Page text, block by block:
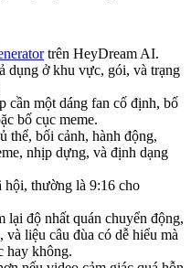
trên HeyDream AI.
dụng ở khu vực, gói, và trạng
cần một dáng fan cố định, bố
bố cục meme.
thể, bối cảnh, hành động,
nhịp dựng, và định dạng
hội, thường là 9:16 cho
lại độ nhất quán chuyển động,
liệu câu đùa có dễ hiểu mà
hay không.